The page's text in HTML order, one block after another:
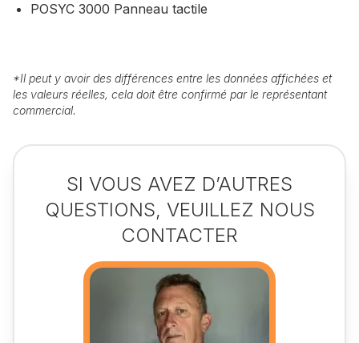
POSYC 3000 Panneau tactile
*Il peut y avoir des différences entre les données affichées et
les valeurs réelles, cela doit être confirmé par le représentant
commercial.
SI VOUS AVEZ D’AUTRES
QUESTIONS, VEUILLEZ NOUS
CONTACTER